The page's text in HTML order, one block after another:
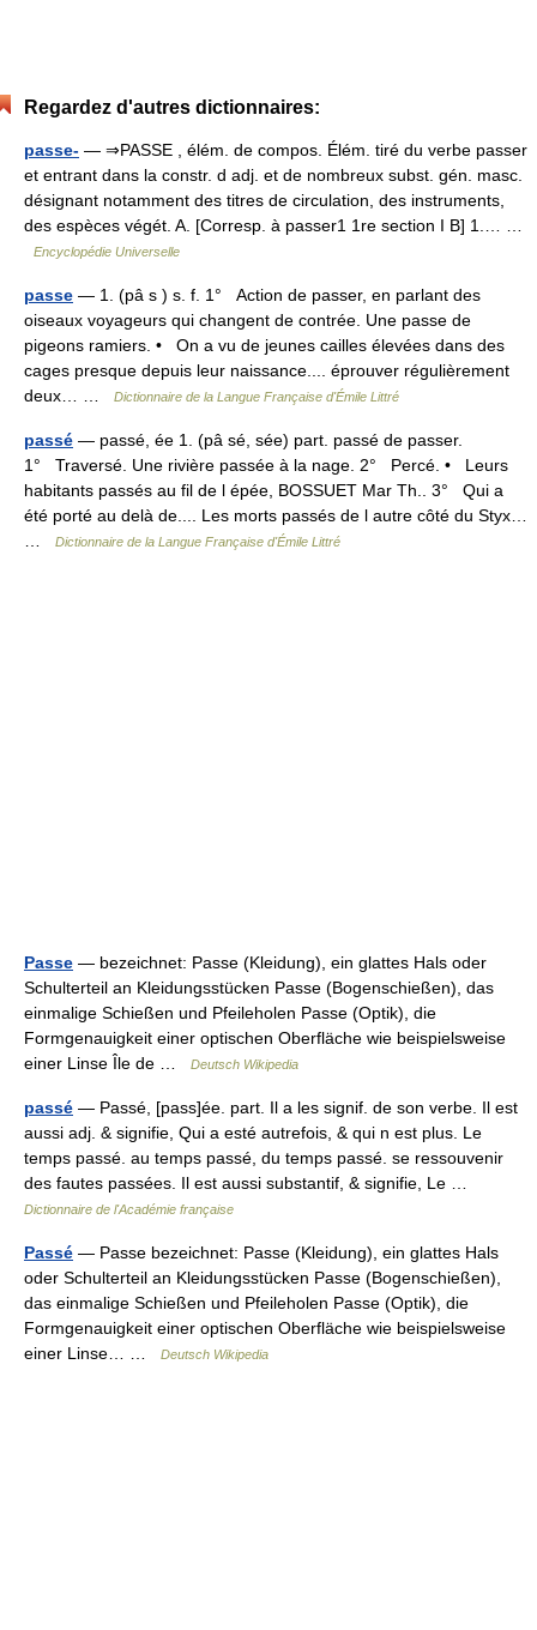
Regardez d'autres dictionnaires:
passe- — ⇒PASSE , élém. de compos. Élém. tiré du verbe passer
et entrant dans la constr. d adj. et de nombreux subst. gén. masc.
désignant notamment des titres de circulation, des instruments,
des espèces végét. A. [Corresp. à passer1 1re section I B] 1.… …
Encyclopédie Universelle
passe — 1. (pâ s ) s. f. 1° Action de passer, en parlant des
oiseaux voyageurs qui changent de contrée. Une passe de
pigeons ramiers. • On a vu de jeunes cailles élevées dans des
cages presque depuis leur naissance.... éprouver régulièrement
deux… …
Dictionnaire de la Langue Française d'Émile Littré
passé — passé, ée 1. (pâ sé, sée) part. passé de passer.
1° Traversé. Une rivière passée à la nage. 2° Percé. • Leurs
habitants passés au fil de l épée, BOSSUET Mar Th.. 3° Qui a
été porté au delà de.... Les morts passés de l autre côté du Styx…
Dictionnaire de la Langue Française d'Émile Littré
Passe — bezeichnet: Passe (Kleidung), ein glattes Hals oder
Schulterteil an Kleidungsstücken Passe (Bogenschießen), das
einmalige Schießen und Pfeileholen Passe (Optik), die
Formgenauigkeit einer optischen Oberfläche wie beispielsweise
einer Linse Île de …
Deutsch Wikipedia
passé — Passé, [pass]ée. part. Il a les signif. de son verbe. Il est
aussi adj. & signifie, Qui a esté autrefois, & qui n est plus. Le
temps passé. au temps passé, du temps passé. se ressouvenir
des fautes passées. Il est aussi substantif, & signifie, Le …
Dictionnaire de l'Académie française
Passé — Passe bezeichnet: Passe (Kleidung), ein glattes Hals
oder Schulterteil an Kleidungsstücken Passe (Bogenschießen),
das einmalige Schießen und Pfeileholen Passe (Optik), die
Formgenauigkeit einer optischen Oberfläche wie beispielsweise
einer Linse… …
Deutsch Wikipedia